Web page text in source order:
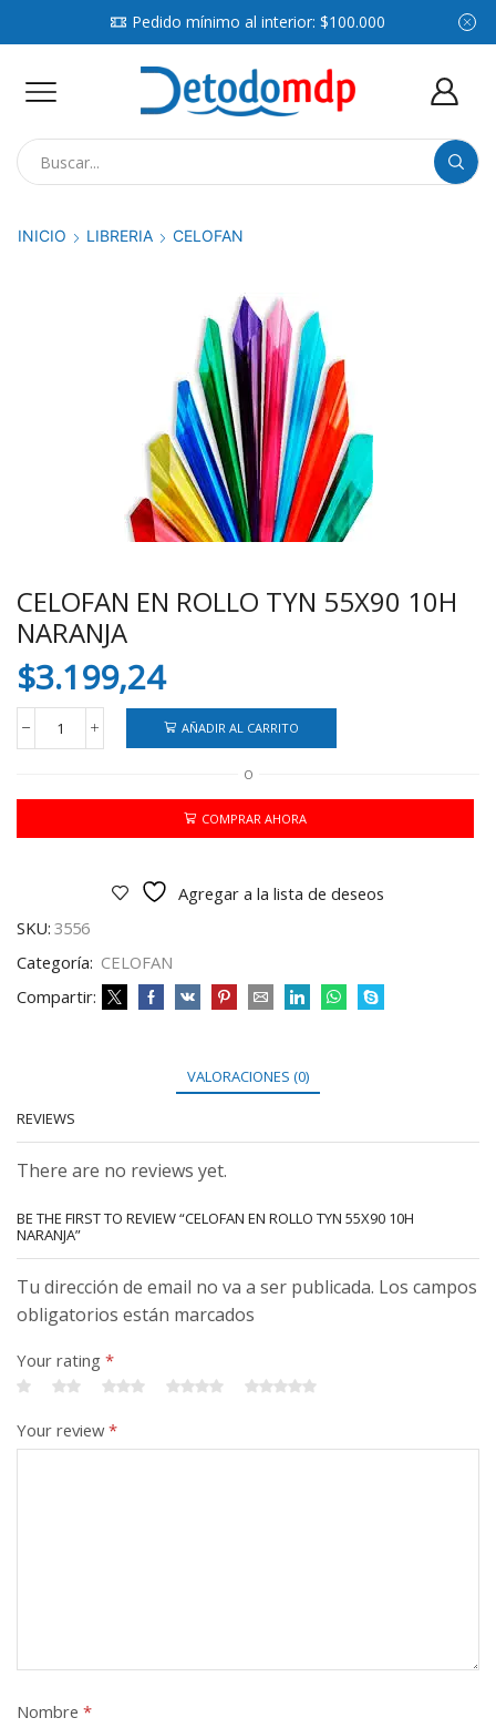
Pedido mínimo al interior: $100.000
INICIO LIBRERIA CELOFAN
CELOFAN EN ROLLO TYN 55X90 10H
NARANJA
$3.199,24
CELOFAN
EN
TYN
10H
AÑADIR AL CARRITO
O
COMPRAR AHORA
Agregar a la lista de deseos
SKU: 3556
Categoría: CELOFAN
Compartir:
VALORACIONES (0)
REVIEWS
There are no reviews yet.
BE THE FIRST TO REVIEW “CELOFAN EN ROLLO TYN 55X90 10H
NARANJA”
Tu dirección de email no va a ser publicada. Los campos
obligatorios están marcados
Your rating *
Your review*
Nombre *